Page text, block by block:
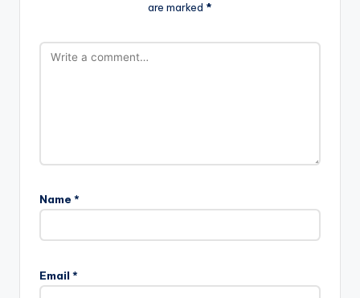
are marked *
Name *
Email *